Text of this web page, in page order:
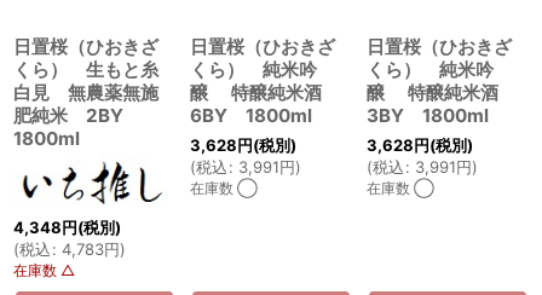
日置桜（ひおきざ
くら） 生もと糸
白見 無農薬無施
肥純米 2BY
1800ml
4,348円(税別)
(税込: 4,783円)
在庫数 △
日置桜（ひおきざ
くら） 純米吟
醸 特醸純米酒
6BY 1800ml
3,628円(税別)
(税込: 3,991円)
在庫数 ◯
日置桜（ひおきざ
くら） 純米吟
醸 特醸純米酒
3BY 1800ml
3,628円(税別)
(税込: 3,991円)
在庫数 ◯